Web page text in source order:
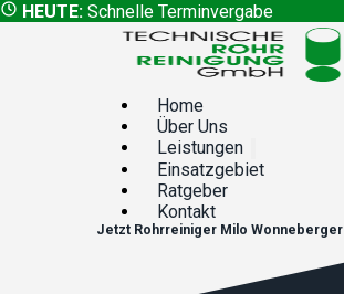
HEUTE: Schnelle Terminvergabe
Home
Über Uns
Leistungen
Einsatzgebiet
Ratgeber
Kontakt
Jetzt Rohrreiniger Milo Wonneberger